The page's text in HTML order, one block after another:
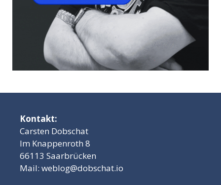
Kontakt:
Carsten Dobschat
Im Knappenroth 8
66113 Saarbrücken
Mail: weblog@dobschat.io